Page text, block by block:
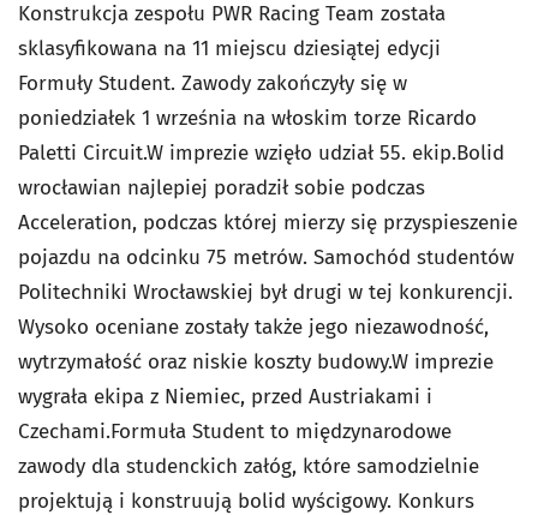
Konstrukcja zespołu PWR Racing Team została
sklasyfikowana na 11 miejscu dziesiątej edycji
Formuły Student. Zawody zakończyły się w
poniedziałek 1 września na włoskim torze Ricardo
Paletti Circuit.W imprezie wzięło udział 55. ekip.Bolid
wrocławian najlepiej poradził sobie podczas
Acceleration, podczas której mierzy się przyspieszenie
pojazdu na odcinku 75 metrów. Samochód studentów
Politechniki Wrocławskiej był drugi w tej konkurencji.
Wysoko oceniane zostały także jego niezawodność,
wytrzymałość oraz niskie koszty budowy.W imprezie
wygrała ekipa z Niemiec, przed Austriakami i
Czechami.Formuła Student to międzynarodowe
zawody dla studenckich załóg, które samodzielnie
projektują i konstruują bolid wyścigowy. Konkurs